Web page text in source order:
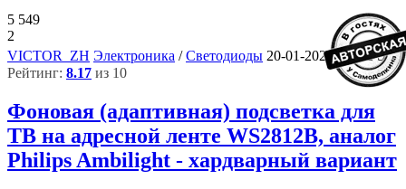
5 549
2
VICTOR_ZH Электроника /Светодиоды 20-01-2022, 12:52 9
Рейтинг: 8.17 из 10
Фоновая (адаптивная) подсветка для
ТВ на адресной ленте WS2812B, аналог
Philips Ambilight - хардварный вариант